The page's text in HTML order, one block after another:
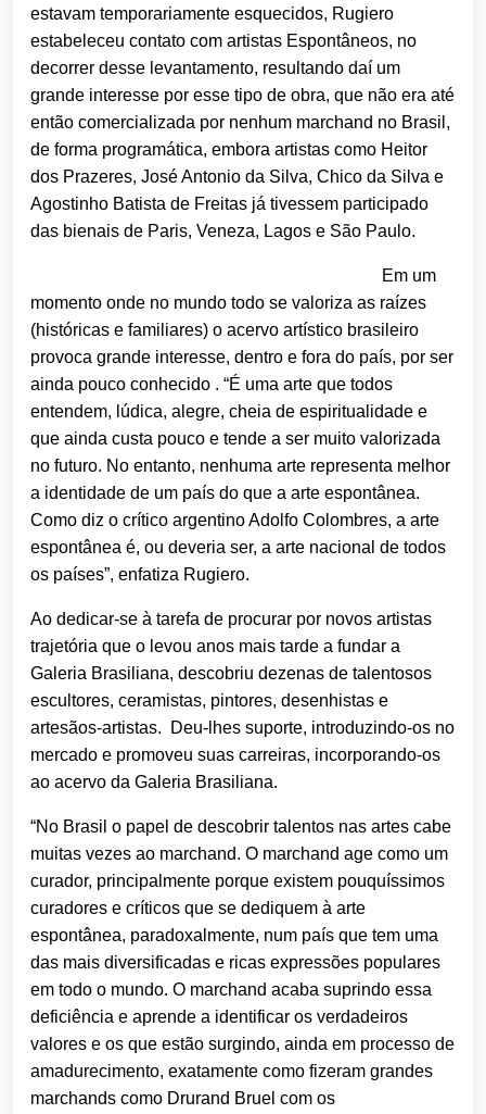
estavam temporariamente esquecidos, Rugiero
estabeleceu contato com artistas Espontâneos, no
decorrer desse levantamento, resultando daí um
grande interesse por esse tipo de obra, que não era até
então comercializada por nenhum marchand no Brasil,
de forma programática, embora artistas como Heitor
dos Prazeres, José Antonio da Silva, Chico da Silva e
Agostinho Batista de Freitas já tivessem participado
das bienais de Paris, Veneza, Lagos e São Paulo.
Em um
momento onde no mundo todo se valoriza as raízes
(históricas e familiares) o acervo artístico brasileiro
provoca grande interesse, dentro e fora do país, por ser
ainda pouco conhecido . “É uma arte que todos
entendem, lúdica, alegre, cheia de espiritualidade e
que ainda custa pouco e tende a ser muito valorizada
no futuro. No entanto, nenhuma arte representa melhor
a identidade de um país do que a arte espontânea.
Como diz o crítico argentino Adolfo Colombres, a arte
espontânea é, ou deveria ser, a arte nacional de todos
os países”, enfatiza Rugiero.
Ao dedicar-se à tarefa de procurar por novos artistas
trajetória que o levou anos mais tarde a fundar a
Galeria Brasiliana, descobriu dezenas de talentosos
escultores, ceramistas, pintores, desenhistas e
artesãos-artistas. Deu-lhes suporte, introduzindo-os no
mercado e promoveu suas carreiras, incorporando-os
ao acervo da Galeria Brasiliana.
“No Brasil o papel de descobrir talentos nas artes cabe
muitas vezes ao marchand. O marchand age como um
curador, principalmente porque existem pouquíssimos
curadores e críticos que se dediquem à arte
espontânea, paradoxalmente, num país que tem uma
das mais diversificadas e ricas expressões populares
em todo o mundo. O marchand acaba suprindo essa
deficiência e aprende a identificar os verdadeiros
valores e os que estão surgindo, ainda em processo de
amadurecimento, exatamente como fizeram grandes
marchands como Drurand Bruel com os